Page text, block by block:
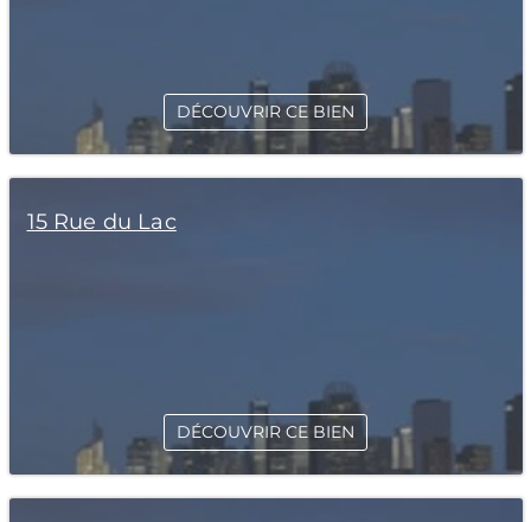
DÉCOUVRIR CE BIEN
15 Rue du Lac
DÉCOUVRIR CE BIEN